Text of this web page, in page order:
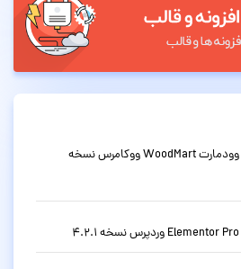
قالب فروشگاهی چندمنظوره وودمارت WoodMart ووکامرس نسخه